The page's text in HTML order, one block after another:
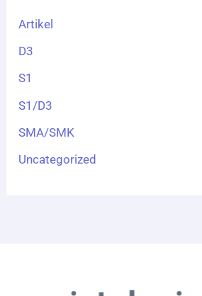
Artikel
D3
S1
S1/D3
SMA/SMK
Uncategorized